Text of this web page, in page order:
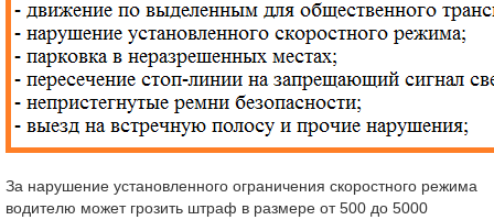
За нарушение установленного ограничения скоростного режима
водителю может грозить штраф в размере от 500 до 5000